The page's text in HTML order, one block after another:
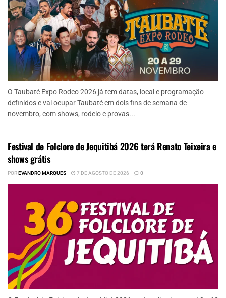
O Taubaté Expo Rodeo 2026 já tem datas, local e programação
definidos e vai ocupar Taubaté em dois fins de semana de
novembro, com shows, rodeio e provas...
Festival de Folclore de Jequitibá 2026 terá Renato Teixeira e
shows grátis
POREVANDRO MARQUES 7 DE AGOSTO DE 2026 0